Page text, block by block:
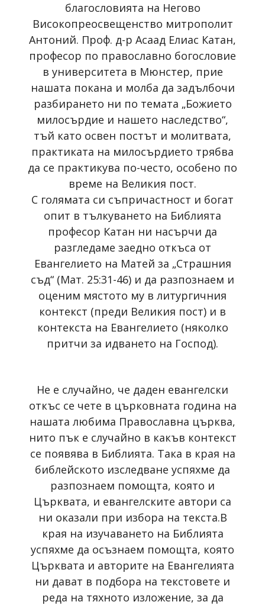
благословията на Негово
Високопреосвещенство митрополит
Антоний. Проф. д-р Асаад Елиас Катан,
професор по православно богословие
в университета в Мюнстер, прие
нашата покана и молба да задълбочи
разбирането ни по темата „Божието
милосърдие и нашето наследство“,
тъй като освен постът и молитвата,
практиката на милосърдието трябва
да се практикува по-често, особено по
време на Великия пост.
С голямата си съпричастност и богат
опит в тълкуването на Библията
професор Катан ни насърчи да
разгледаме заедно откъса от
Евангелието на Матей за „Страшния
съд“ (Мат. 25:31-46) и да разпознаем и
оценим мястото му в литургичния
контекст (преди Великия пост) и в
контекста на Евангелието (няколко
притчи за идването на Господ).
Не е случайно, че даден евангелски
откъс се чете в църковната година на
нашата любима Православна църква,
нито пък е случайно в какъв контекст
се появява в Библията. Така в края на
библейското изследване успяхме да
разпознаем помощта, която и
Църквата, и евангелските автори са
ни оказали при избора на текста.В
края на изучаването на Библията
успяхме да осъзнаем помощта, която
Църквата и авторите на Евангелията
ни дават в подбора на текстовете и
реда на тяхното изложение, за да